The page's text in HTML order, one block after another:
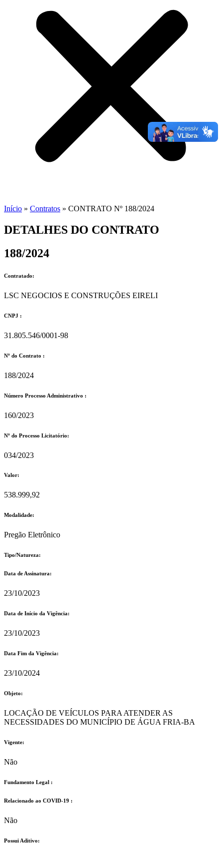
Início » Contratos » CONTRATO Nº 188/2024
DETALHES DO CONTRATO​
188/2024
Contratado:
LSC NEGOCIOS E CONSTRUÇÕES EIRELI
CNPJ :
31.805.546/0001-98
Nº do Contrato :
188/2024
Número Processo Administrativo :
160/2023
Nº do Processo Licitatório:
034/2023
Valor:
538.999,92
Modalidade:
Pregão Eletrônico
Tipo/Natureza:
Data de Assinatura:
23/10/2023
Data de Início da Vigência:
23/10/2023
Data Fim da Vigência:
23/10/2024
Objeto:
LOCAÇÃO DE VEÍCULOS PARA ATENDER AS
NECESSIDADES DO MUNICÍPIO DE ÁGUA FRIA-BA
Vigente:
Não
Fundamento Legal :​
Relacionado ao COVID-19 :​
Não
Possui Aditivo:​